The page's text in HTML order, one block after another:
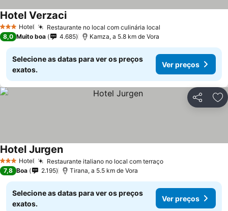
3 EstrelasHotel Restaurante no local com culinária local
Hotel Verzaci
8,0 Muito boa 4.685 Kamza, a 5.8 km de Vora
Selecione as datas para ver os preços
exatos.
Ver preços
Partilhar
3 EstrelasHotel Restaurante italiano no local com terraço
Hotel Jurgen
7,8 Boa 2.195 Tirana, a 5.5 km de Vora
Selecione as datas para ver os preços
exatos.
Ver preços